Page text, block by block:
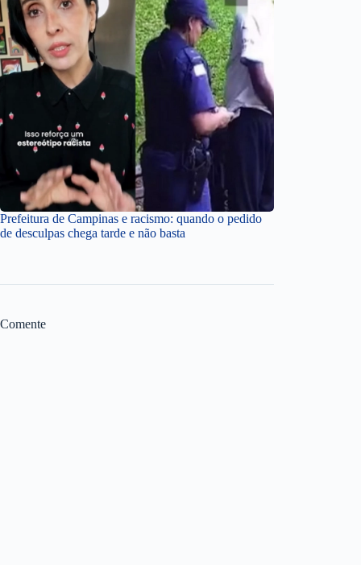
Prefeitura de Campinas e racismo: quando o pedido
de desculpas chega tarde e não basta
Comente